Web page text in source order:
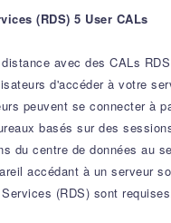
(RDS) 5 User CALs
avec des CALs RDS
d'accéder à votre
peuvent se connecter à
basés sur des
du centre de données au
accédant à un serveur
(RDS) sont